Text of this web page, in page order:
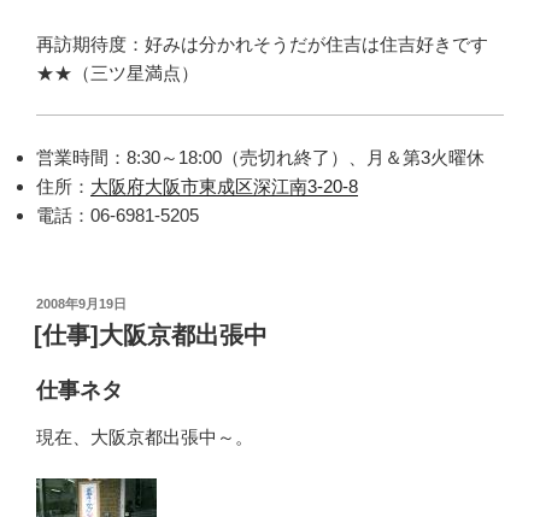
再訪期待度：好みは分かれそうだが住吉は住吉好きです
★★（三ツ星満点）
営業時間：8:30～18:00（売切れ終了）、月＆第3火曜休
住所： 大阪府大阪市東成区深江南3-20-8
電話：06-6981-5205
投
稿
日:
2008年9月19日
[仕事]大阪京都出張中
仕事ネタ
現在、大阪京都出張中～。